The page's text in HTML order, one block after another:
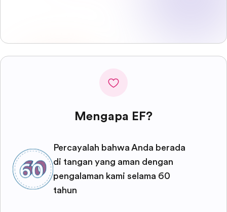
Mengapa EF?
Percayalah bahwa Anda berada
di tangan yang aman dengan
pengalaman kami selama 60
tahun